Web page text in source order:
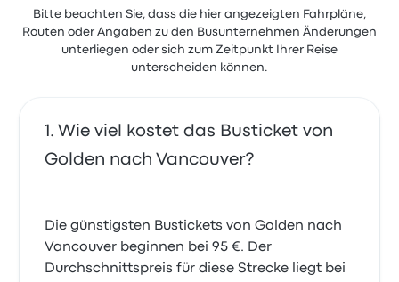
Christiane M.
9. Mai 2024
Bitte beachten Sie, dass die hier angezeigten Fahrpläne,
Routen oder Angaben zu den Busunternehmen Änderungen
unterliegen oder sich zum Zeitpunkt Ihrer Reise
unterscheiden können.
Wie viel kostet das Busticket von
Golden nach Vancouver?
Die günstigsten Bustickets von Golden nach
Vancouver beginnen bei 95 €. Der
Durchschnittspreis für diese Strecke liegt bei